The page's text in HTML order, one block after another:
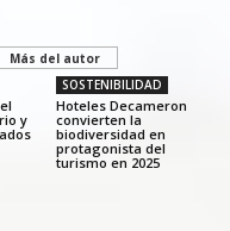
Más del autor
y
SOSTENIBILIDAD
Hoteles Decameron
convierten la
biodiversidad en
protagonista del
turismo en 2025